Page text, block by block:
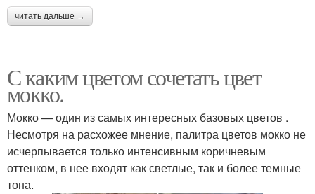
читать дальше →
С каким цветом сочетать цвет
мокко.
Мокко — один из самых интересных базовых цветов .
Несмотря на расхожее мнение, палитра цветов мокко не
исчерпывается только интенсивным коричневым
оттенком, в нее входят как светлые, так и более темные
тона.